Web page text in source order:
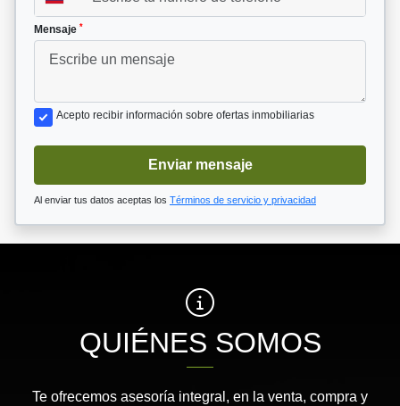
Mensaje *
Acepto recibir información sobre ofertas inmobiliarias
Enviar mensaje
Al enviar tus datos aceptas los Términos de servicio y privacidad
QUIÉNES SOMOS
Te ofrecemos asesoría integral, en la venta, compra y